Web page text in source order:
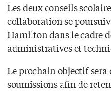
Les deux conseils
collaboration se
Hamilton dans le cadre
administratives et
Le prochain objectif sera
soumissions afin de